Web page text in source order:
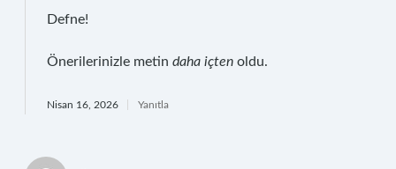
Defne!
Önerilerinizle metin daha içten oldu.
Nisan 16, 2026 Yanıtla